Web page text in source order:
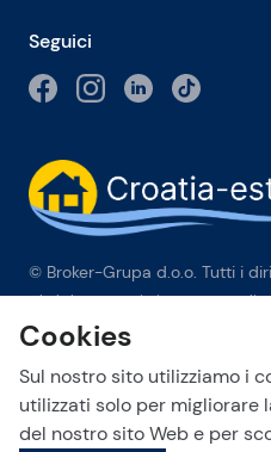
Seguici
© Broker-Grupa d.o.o. Tutti i
Obala kneza Branimira 1, 21000 Split
Broker-grupa d.o.o. è membro
Properties in Croazia. Forbes®
utilizzato su licenza.
This site is protected by
Cookies
Sul nostro sito utilizziamo i
utilizzati solo per migliorare
del nostro sito Web e per